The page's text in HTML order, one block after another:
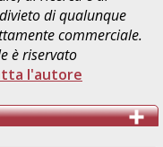
di qualunque
commerciale.
è riservato
l'autore